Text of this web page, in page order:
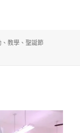
、教學 、聖誕節